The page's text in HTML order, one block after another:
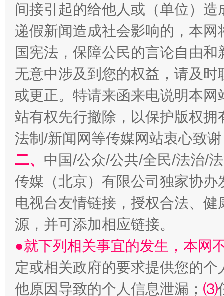
习近平的博鳌关键词
“刷贴”乱象丛生
生
间接引起的给他人或（单位）
递假新闻造成社会影响的，本
国宪法，保障公民的言论自由
无意中涉及到您的权益，请及
或更正。特请来函来电说明本
站有权先行撤除，以保护版权
法制/新闻网等传媒网站衷心致
二、 中国/公众/公共/全民/法治/
传媒（北京）有限公司独家协
电视台友情链接，授权合法、
源，并可添加相应链接。
●就下列相关事宜的发生，本网
定或相关政府的要求提供您的个
他原因导致的个人信息泄漏； ⑶